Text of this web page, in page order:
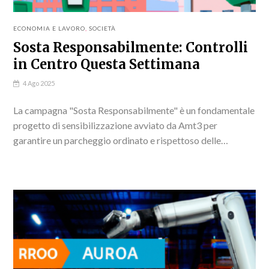
ECONOMIA E LAVORO ,SOCIETÀ
Sosta Responsabilmente: Controlli
in Centro Questa Settimana
4 Ago 2025
La campagna "Sosta Responsabilmente" è un fondamentale
progetto di sensibilizzazione avviato da Amt3 per
garantire un parcheggio ordinato e rispettoso delle